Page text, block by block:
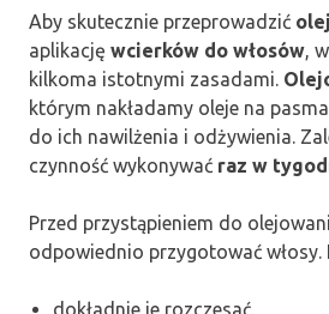
Aby skutecznie przeprowadzić
aplikację wcierków do włosów,
kilkoma istotnymi zasadami.
którym nakładamy oleje na
do ich nawilżenia i odżywienia.
czynność wykonywać raz w
Przed przystąpieniem do
odpowiednio przygotować włosy.
dokładnie je rozczesać,